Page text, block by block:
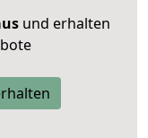
und erhalten